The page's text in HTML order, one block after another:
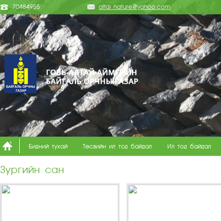
70484955 altai_nature@yahoo.com
Бидний тухай Төсвийн ил тод байдал Ил тод байдал
Зургийн сан